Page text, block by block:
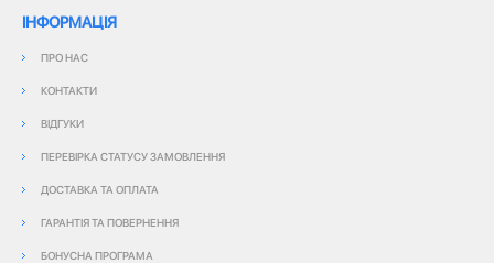
ІНФОРМАЦІЯ
ПРО НАС
КОНТАКТИ
ВІДГУКИ
ПЕРЕВІРКА СТАТУСУ ЗАМОВЛЕННЯ
ДОСТАВКА ТА ОПЛАТА
ГАРАНТІЯ ТА ПОВЕРНЕННЯ
БОНУСНА ПРОГРАМА